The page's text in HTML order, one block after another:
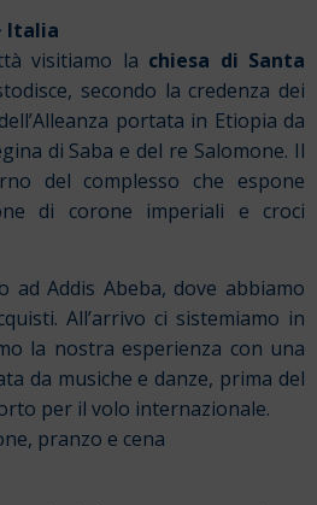
Italia
visitiamo la chiesa di Santa
secondo la credenza dei
portata in Etiopia da
di Saba e del re Salomone. Il
del complesso che espone
di corone imperiali e croci
ad Addis Abeba, dove abbiamo
All’arrivo ci sistemiamo in
la nostra esperienza con una
da musiche e danze, prima del
per il volo internazionale.
pranzo e cena